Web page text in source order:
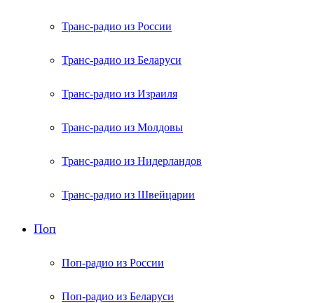
Транс-радио из России
Транс-радио из Беларуси
Транс-радио из Израиля
Транс-радио из Молдовы
Транс-радио из Нидерландов
Транс-радио из Швейцарии
Поп
Поп-радио из России
Поп-радио из Беларуси